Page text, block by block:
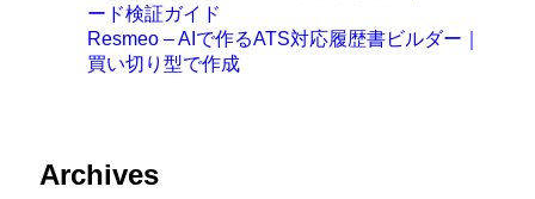
ード検証ガイド
Resmeo – AIで作るATS対応履歴書ビルダー｜
買い切り型で作成
Archives